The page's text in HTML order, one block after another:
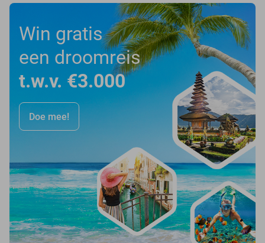
Win gratis
een droomreis
t.w.v. €3.000
Doe mee!